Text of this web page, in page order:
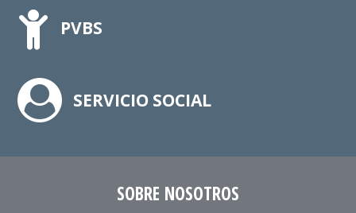
PVBS
SERVICIO SOCIAL
SOBRE NOSOTROS